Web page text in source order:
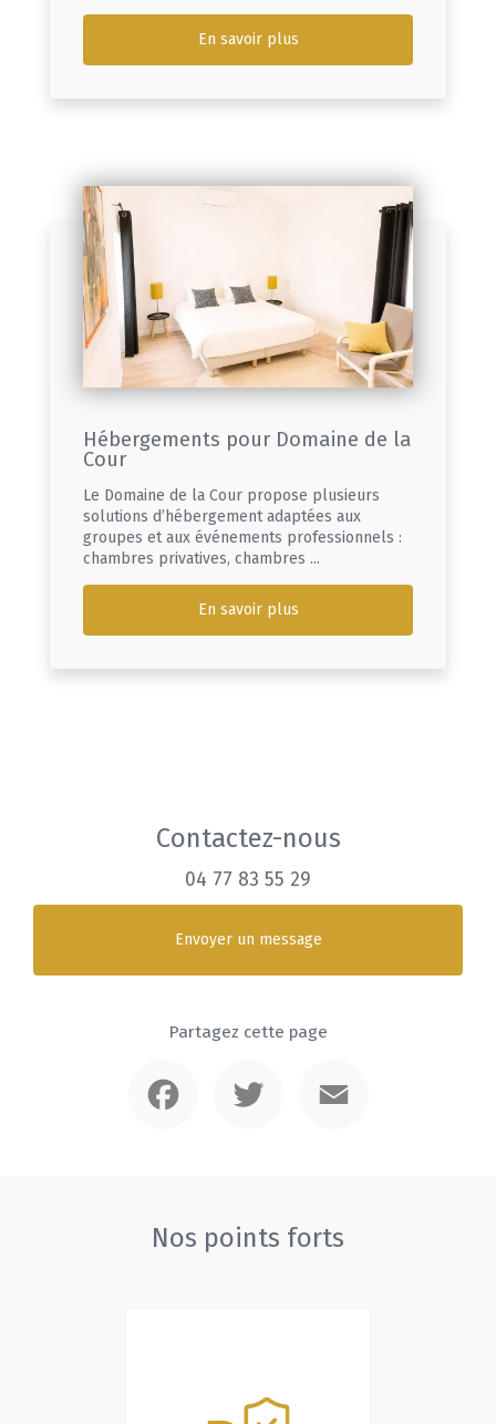
En savoir plus
Hébergements pour Domaine de la
Cour
Le Domaine de la Cour propose plusieurs
solutions d’hébergement adaptées aux
groupes et aux événements professionnels :
chambres privatives, chambres ...
En savoir plus
Contactez-nous
04 77 83 55 29
Envoyer un message
Partagez cette page
Nos points forts